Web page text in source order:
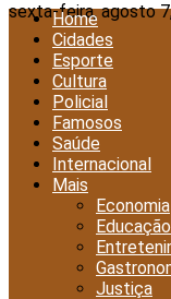
sexta-feira, agosto
Home
Cidades
Esporte
Cultura
Policial
Famosos
Saúde
Internacional
Mais
Economia
Educação
Justiça